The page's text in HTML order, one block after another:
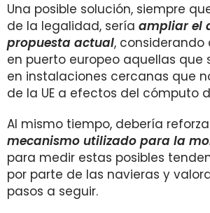
Una posible solución, siempre
de la legalidad, sería ampliar el
propuesta actual,
en puerto europeo aquellas que
en instalaciones cercanas que
de la UE a efectos del cómputo
Al mismo tiempo, debería
mecanismo utilizado para la
para medir estas posibles
por parte de las navieras y
pasos a seguir.